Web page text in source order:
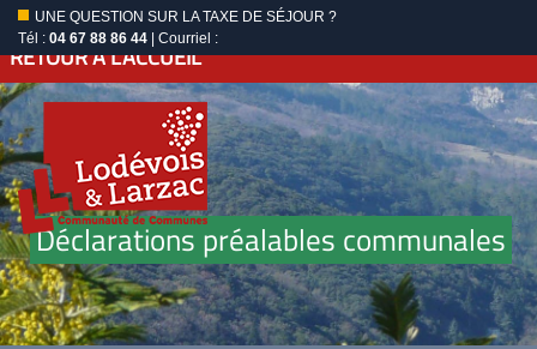
UNE QUESTION SUR LA TAXE DE SÉJOUR ?
Tél : 04 67 88 86 44 | Courriel :
RETOUR À L'ACCUEIL
Déclarations préalables communales